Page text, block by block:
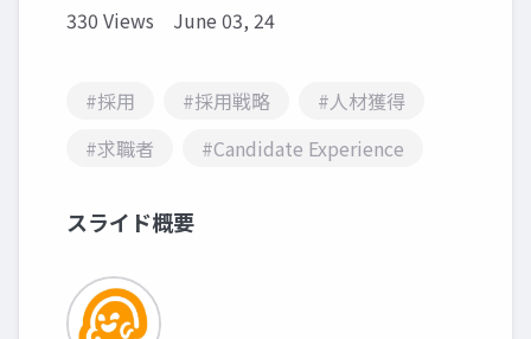
330 Views June 03, 24
#採用 #採用戦略
#人材獲得
#求職者
#Candidate Experience
スライド概要